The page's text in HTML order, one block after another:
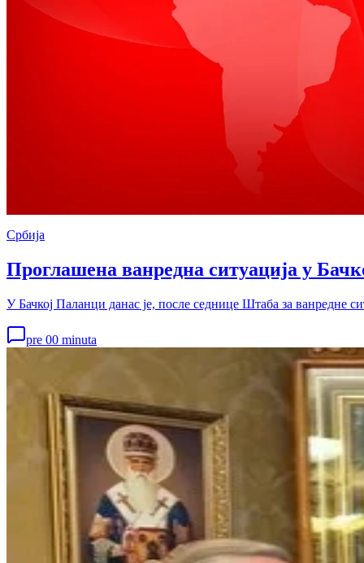
Србија
Проглашена ванредна ситуација у
У Бачкој Паланци данас је, после седнице Штаба за ванредне
pre 00 minuta